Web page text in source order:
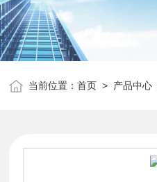
当前位置：首页 > 产品中心